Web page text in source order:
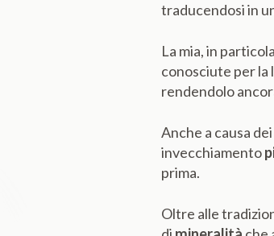
traducendosi in
La mia, in
conosciute per la
rendendolo
Anche a causa
invecchiamento
prima.
Oltre alle